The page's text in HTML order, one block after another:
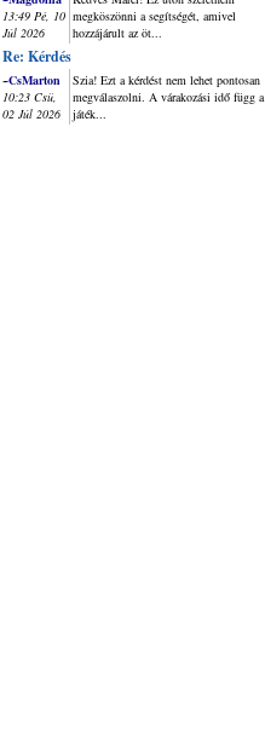
13:49 Pé, 10
Júl 2026
megköszönni a segítségét, amivel
hozzájárult az öt...
Re: Kérdés
~CsMarton
10:23 Csü,
02 Júl 2026
Szia! Ezt a kérdést nem lehet pontosan
megválaszolni. A várakozási idő függ a
játék...